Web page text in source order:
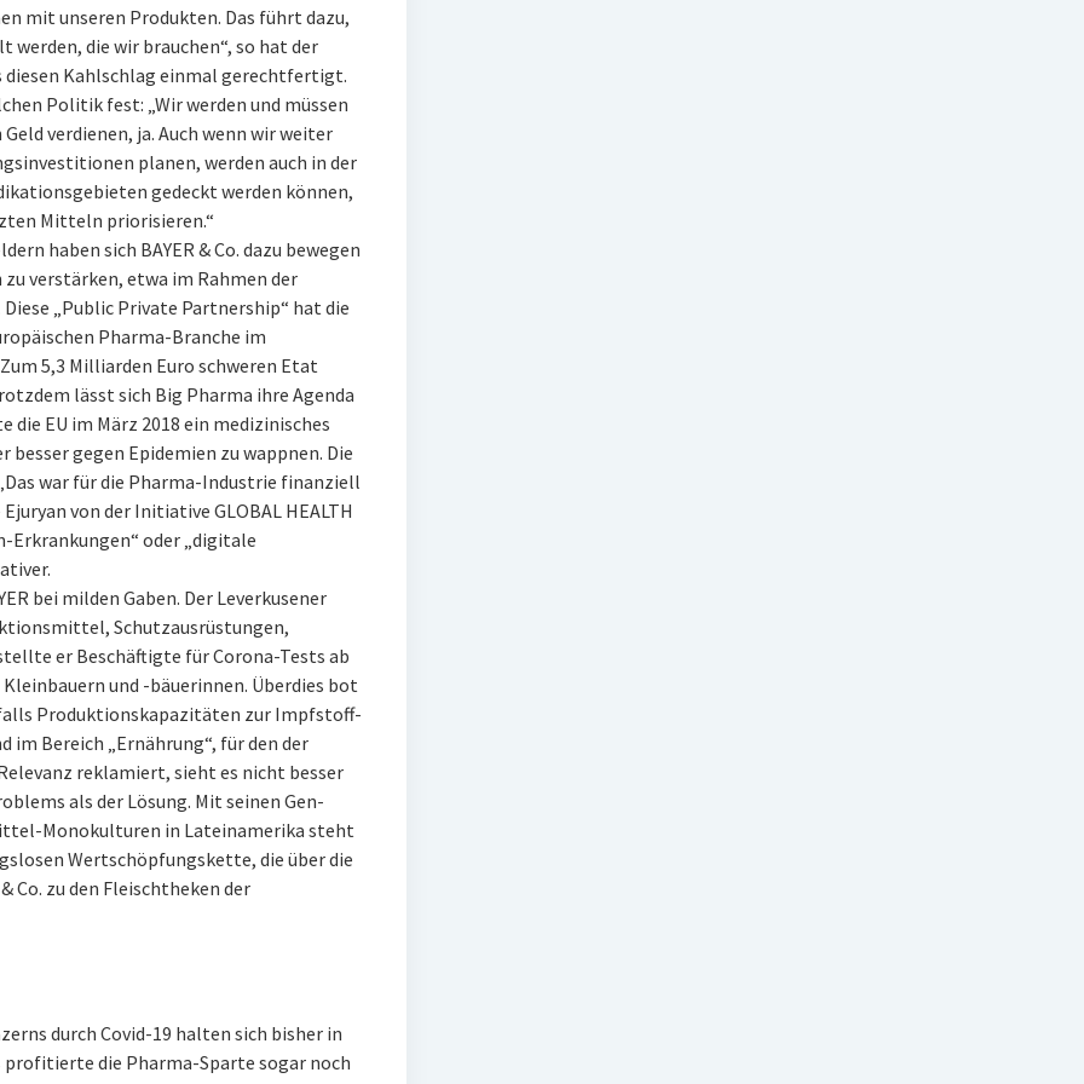
mit unseren Produkten. Das führt dazu,
die wir brauchen“, so hat der
diesen Kahlschlag einmal gerechtfertigt.
Politik fest: „Wir werden und müssen
verdienen, ja. Auch wenn wir weiter
planen, werden auch in der
gedeckt werden können,
Mitteln priorisieren.“
haben sich BAYER & Co. dazu bewegen
verstärken, etwa im Rahmen der
„Public Private Partnership“ hat die
Pharma-Branche im
5,3 Milliarden Euro schweren Etat
lässt sich Big Pharma ihre Agenda
EU im März 2018 ein medizinisches
gegen Epidemien zu wappnen. Die
war für die Pharma-Industrie finanziell
von der Initiative GLOBAL HEALTH
Erkrankungen“ oder „digitale
bei milden Gaben. Der Leverkusener
Schutzausrüstungen,
er Beschäftigte für Corona-Tests ab
und -bäuerinnen. Überdies bot
Produktionskapazitäten zur Impfstoff-
im Bereich „Ernährung“, für den der
reklamiert, sieht es nicht besser
als der Lösung. Mit seinen Gen-
Monokulturen in Lateinamerika steht
Wertschöpfungskette, die über die
Co. zu den Fleischtheken der
durch Covid-19 halten sich bisher in
profitierte die Pharma-Sparte sogar noch